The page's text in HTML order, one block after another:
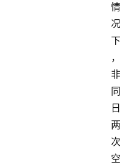
情
况
下
，
非
同
日
两
次
空